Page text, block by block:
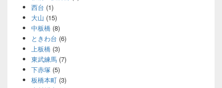
西台 (1)
大山 (15)
中板橋(8)
ときわ台 (6)
上板橋(3)
東武練馬(7)
下赤塚(5)
板橋本町(3)